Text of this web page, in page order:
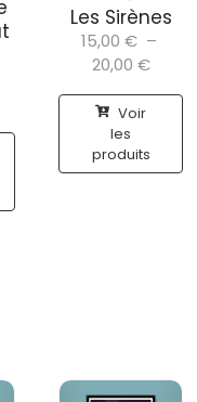
Les Sirènes
15,00 € –
20,00 €
Voir
les
produits